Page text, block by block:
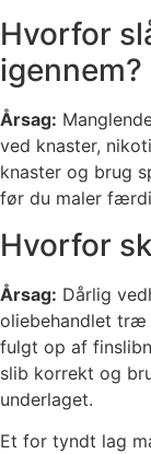
Hvorfor
igennem?
Årsag:
ved knaster,
knaster og brug
før du maler
Hvorfor
Årsag: Dårlig
oliebehandlet træ
fulgt op af
slib korrekt og
underlaget.
Et for tyndt lag